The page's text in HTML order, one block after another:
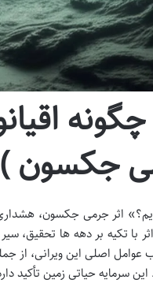
جکسون )
اثر جرمی جکسون،
تکیه بر دهه ها تحقیق،
اصلی این ویرانی، از
سرمایه حیاتی زمین تأکید